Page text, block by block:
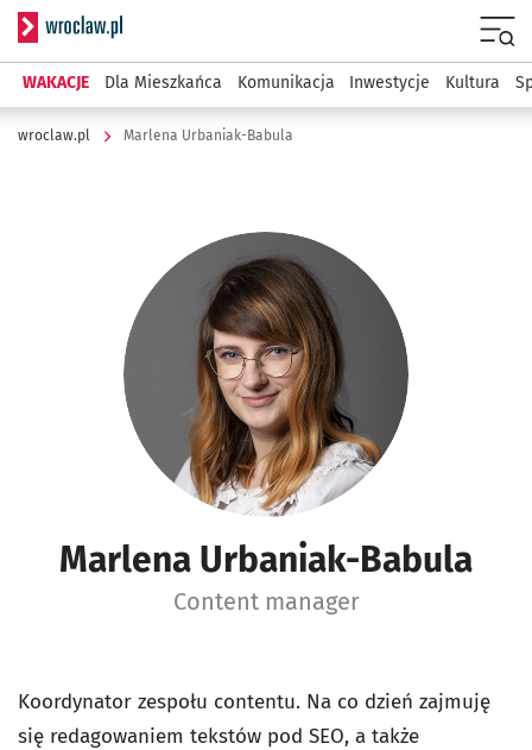
Serwis informacyjny wroclaw.pl
WAKACJE Dla Mieszkańca Komunikacja Inwestycje Kultura
wroclaw.pl Marlena Urbaniak-Babula
Marlena Urbaniak-Babula
Content manager
Koordynator zespołu contentu. Na co dzień zajmuję
się redagowaniem tekstów pod SEO, a także